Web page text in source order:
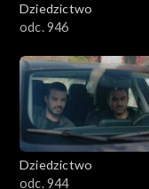
Dziedzictwo
odc. 946
Dziedzictwo
odc. 944